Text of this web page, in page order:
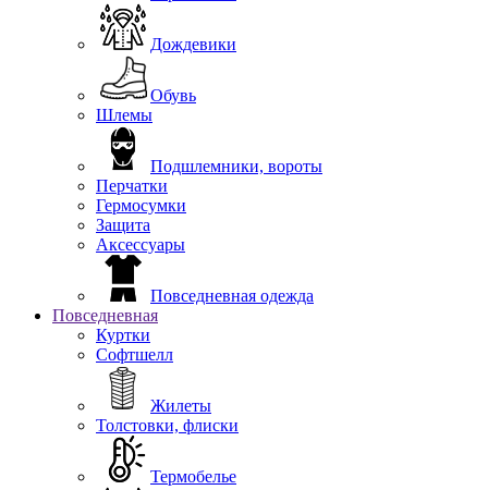
Дождевики
Обувь
Шлемы
Подшлемники, вороты
Перчатки
Гермосумки
Защита
Аксессуары
Повседневная одежда
Повседневная
Куртки
Софтшелл
Жилеты
Толстовки, флиски
Термобелье